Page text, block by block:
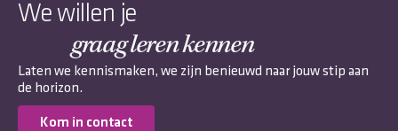
We willen je
graag leren kennen
Laten we kennismaken, we zijn benieuwd naar jouw stip aan
de horizon.
Kom in contact